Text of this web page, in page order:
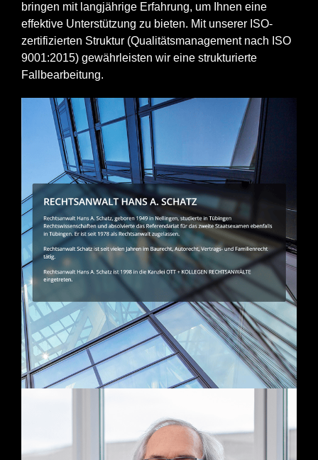
bringen mit langjährige Erfahrung, um Ihnen eine
effektive Unterstützung zu bieten. Mit unserer ISO-
zertifizierten Struktur (Qualitätsmanagement nach ISO
9001:2015) gewährleisten wir eine strukturierte
Fallbearbeitung.